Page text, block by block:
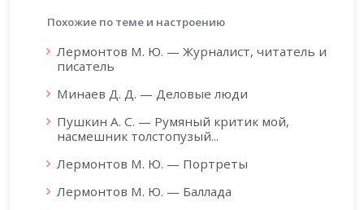
Похожие по теме и настроению
Лермонтов М. Ю. — Журналист, читатель и
писатель
Минаев Д. Д. — Деловые люди
Пушкин А. С. — Румяный критик мой,
насмешник толстопузый...
Лермонтов М. Ю. — Портреты
Лермонтов М. Ю. — Баллада